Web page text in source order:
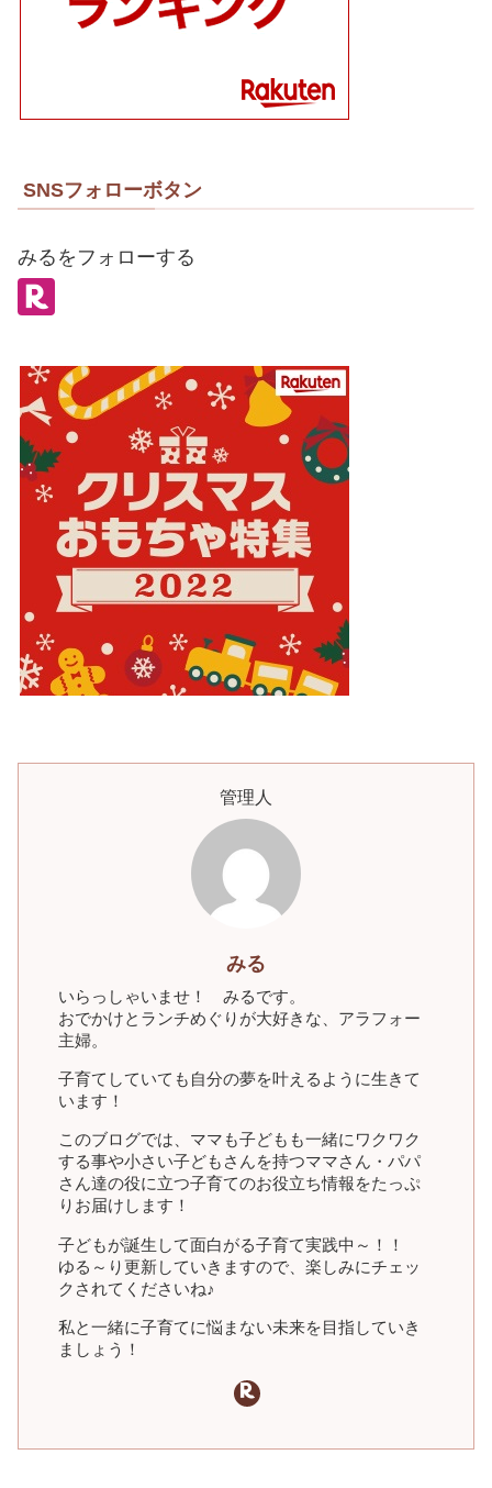
SNSフォローボタン
みるをフォローする
管理人
みる
いらっしゃいませ！ みるです。
おでかけとランチめぐりが大好きな、アラフォー
主婦。
子育てしていても自分の夢を叶えるように生きて
います！
このブログでは、ママも子どもも一緒にワクワク
する事や小さい子どもさんを持つママさん・パパ
さん達の役に立つ子育てのお役立ち情報をたっぷ
りお届けします！
子どもが誕生して面白がる子育て実践中～！！
ゆる～り更新していきますので、楽しみにチェッ
クされてくださいね♪
私と一緒に子育てに悩まない未来を目指していき
ましょう！